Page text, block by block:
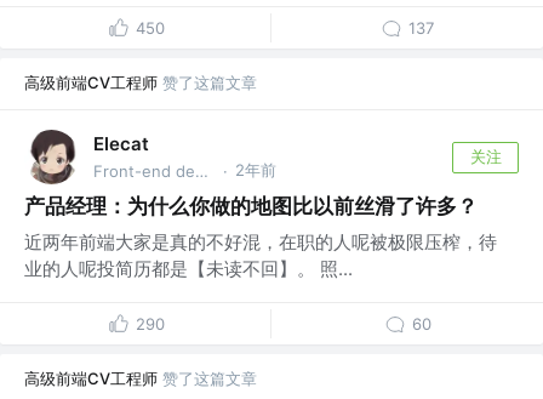
450 137
高级前端CV工程师 赞了这篇文章
Elecat
Front-end development · 2年前
关注
产品经理：为什么你做的地图比以前丝滑了许多？
近两年前端大家是真的不好混，在职的人呢被极限压榨，待
业的人呢投简历都是【未读不回】。 照...
290 60
高级前端CV工程师 赞了这篇文章